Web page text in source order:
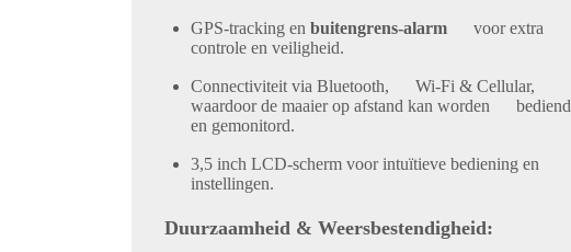
GPS-tracking en buitengrens-alarmvoor extra
controle en veiligheid.
Connectiviteit via Bluetooth, Wi-Fi & Cellular,
waardoor de maaier op afstand kan worden bediend
en gemonitord.
3,5 inch LCD-schermvoor intuïtieve bediening en
instellingen.
Duurzaamheid & Weersbestendigheid: